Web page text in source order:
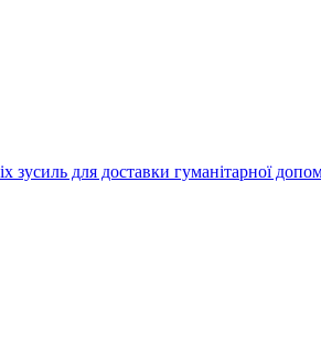
зусиль для доставки гуманітарної